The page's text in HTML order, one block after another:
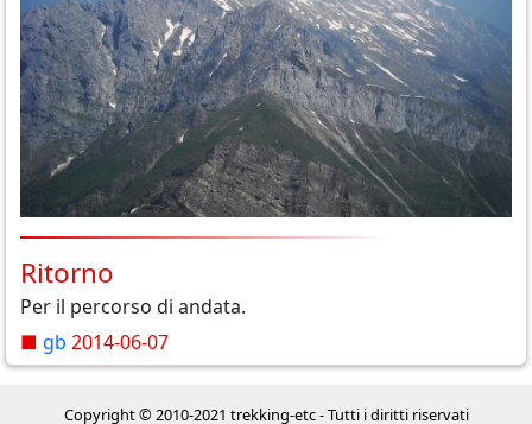
Ritorno
Per il percorso di andata.
■ gb 2014-06-07
Copyright © 2010-2021 trekking-etc - Tutti i diritti riservati